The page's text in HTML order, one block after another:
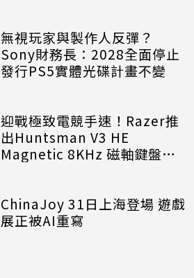
無視玩家與製作人反彈？
Sony財務長：2028全面停止
發行PS5實體光碟計畫不變
迎戰極致電競手速！Razer推
出Huntsman V3 HE
Magnetic 8KHz 磁軸鍵盤效
ChinaJoy 31日上海登場 遊戲
展正被AI重寫